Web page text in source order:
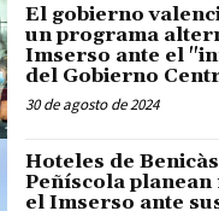
El gobierno
un programa
Imserso ante el
del Gobierno
30 de agosto de 2024
Hoteles de
Peñíscola
el Imserso ante